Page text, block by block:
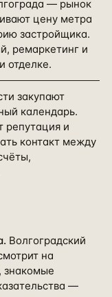
— рынок
цену метра
застройщика.
ремаркетинг и
отделке.
закупают
календарь.
репутация и
контакт между
. Волгоградский
на
знакомые
—